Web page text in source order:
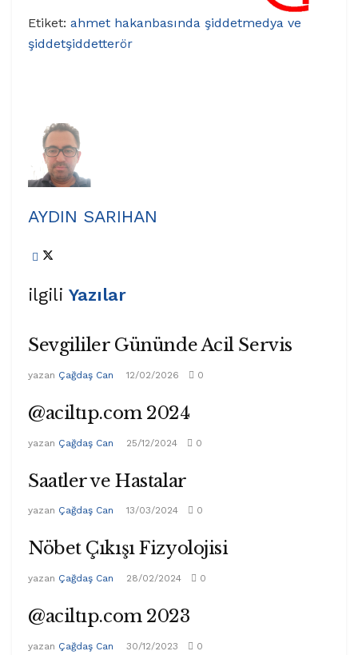
Etiket: ahmet hakanbasında şiddetmedya ve
şiddetşiddetterör
AYDIN SARIHAN
ilgili Yazılar
Sevgililer Gününde Acil Servis
yazan Çağdaş Can 12/02/2026 0
@aciltıp.com 2024
yazan Çağdaş Can 25/12/2024 0
Saatler ve Hastalar
yazan Çağdaş Can 13/03/2024 0
Nöbet Çıkışı Fizyolojisi
yazan Çağdaş Can 28/02/2024 0
@aciltıp.com 2023
yazan Çağdaş Can 30/12/2023 0